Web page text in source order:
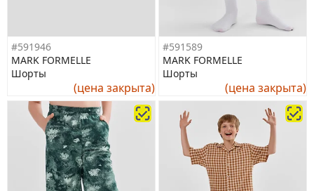
#591946
MARK FORMELLE
Шорты
(цена закрыта)
#591589
MARK FORMELLE
Шорты
(цена закрыта)